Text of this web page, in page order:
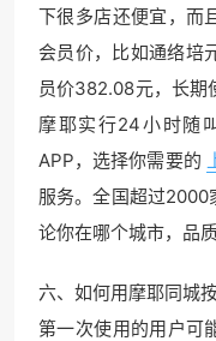
下很多店还便宜，而
会员价，比如通络培
员价382.08元，长期
摩耶实行24小时随
APP，选择你需要的
服务。全国超过2000
论你在哪个城市，品
六、如何用摩耶同城
第一次使用的用户可